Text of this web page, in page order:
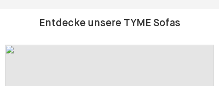
Entdecke unsere TYME Sofas